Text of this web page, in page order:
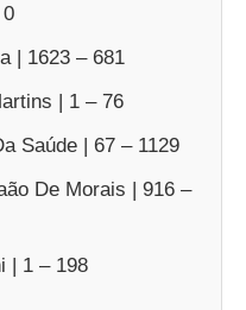
| 1623 – 681
| 1 – 76
Saúde | 67 – 1129
De Morais | 916 –
| 1 – 198